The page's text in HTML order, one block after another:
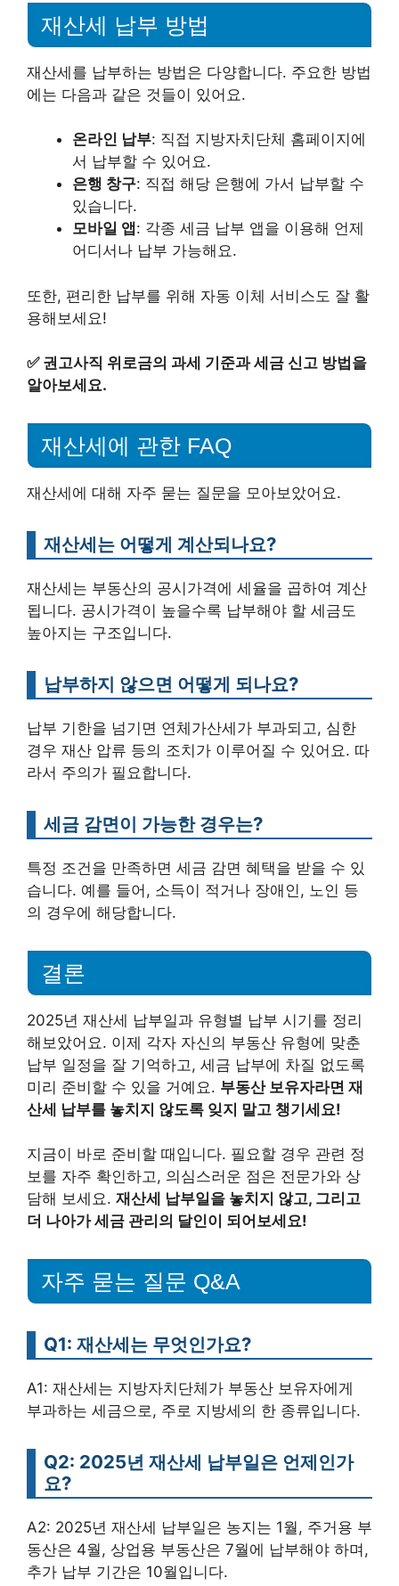
재산세 납부 방법
재산세를 납부하는 방법은 다양합니다. 주요한 방법
에는 다음과 같은 것들이 있어요.
온라인 납부: 직접 지방자치단체 홈페이지에
서 납부할 수 있어요.
은행 창구: 직접 해당 은행에 가서 납부할 수
있습니다.
모바일 앱 : 각종 세금 납부 앱을 이용해 언제
어디서나 납부 가능해요.
또한, 편리한 납부를 위해 자동 이체 서비스도 잘 활
용해보세요!
✅ 권고사직 위로금의 과세 기준과 세금 신고 방법을
알아보세요.
재산세에 관한 FAQ
재산세에 대해 자주 묻는 질문을 모아보았어요.
재산세는 어떻게 계산되나요?
재산세는 부동산의 공시가격에 세율을 곱하여 계산
됩니다. 공시가격이 높을수록 납부해야 할 세금도
높아지는 구조입니다.
납부하지 않으면 어떻게 되나요?
납부 기한을 넘기면 연체가산세가 부과되고, 심한
경우 재산 압류 등의 조치가 이루어질 수 있어요. 따
라서 주의가 필요합니다.
세금 감면이 가능한 경우는?
특정 조건을 만족하면 세금 감면 혜택을 받을 수 있
습니다. 예를 들어, 소득이 적거나 장애인, 노인 등
의 경우에 해당합니다.
결론
2025년 재산세 납부일과 유형별 납부 시기를 정리
해보았어요. 이제 각자 자신의 부동산 유형에 맞춘
납부 일정을 잘 기억하고, 세금 납부에 차질 없도록
미리 준비할 수 있을 거예요. 부동산 보유자라면 재
산세 납부를 놓치지 않도록 잊지 말고 챙기세요!
지금이 바로 준비할 때입니다. 필요할 경우 관련 정
보를 자주 확인하고, 의심스러운 점은 전문가와 상
담해 보세요. 재산세 납부일을 놓치지 않고, 그리고
더 나아가 세금 관리의 달인이 되어보세요!
자주 묻는 질문 Q&A
Q1: 재산세는 무엇인가요?
A1: 재산세는 지방자치단체가 부동산 보유자에게
부과하는 세금으로, 주로 지방세의 한 종류입니다.
Q2: 2025년 재산세 납부일은 언제인가
요?
A2: 2025년 재산세 납부일은 농지는 1월, 주거용 부
동산은 4월, 상업용 부동산은 7월에 납부해야 하며,
추가 납부 기간은 10월입니다.